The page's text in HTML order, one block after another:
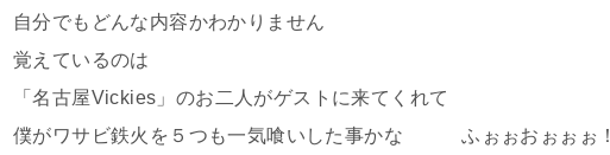
自分でもどんな内容かわかりません
覚えているのは
「名古屋Vickies」のお二人がゲストに来てくれて
僕がワサビ鉄火を５つも一気喰いした事かな ふぉぉおぉぉぉ！